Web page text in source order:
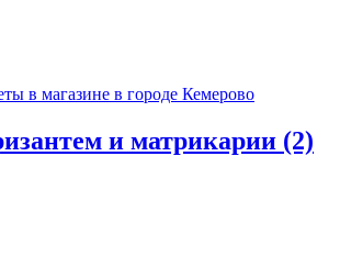
и матрикарии (2)